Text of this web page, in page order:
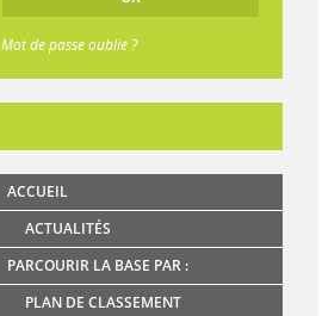
Mot de passe oublié ?
ACCUEIL
ACTUALITÉS
PARCOURIR LA BASE PAR :
PLAN DE CLASSEMENT